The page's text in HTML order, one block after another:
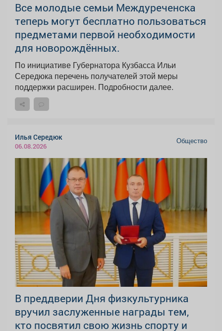
Все молодые семьи Междуреченска
теперь могут бесплатно пользоваться
предметами первой необходимости
для новорождённых.
По инициативе Губернатора Кузбасса Ильи
Середюка перечень получателей этой меры
поддержки расширен. Подробности далее.
Илья Середюк
06.08.2026
Общество
В преддверии Дня физкультурника
вручил заслуженные награды тем,
кто посвятил свою жизнь спорту и